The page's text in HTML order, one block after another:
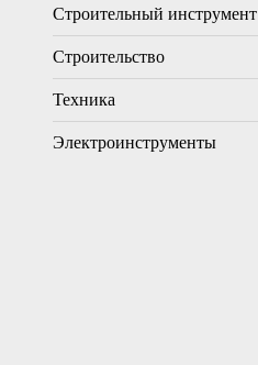
Строительный инструмент
Строительство
Техника
Электроинструменты